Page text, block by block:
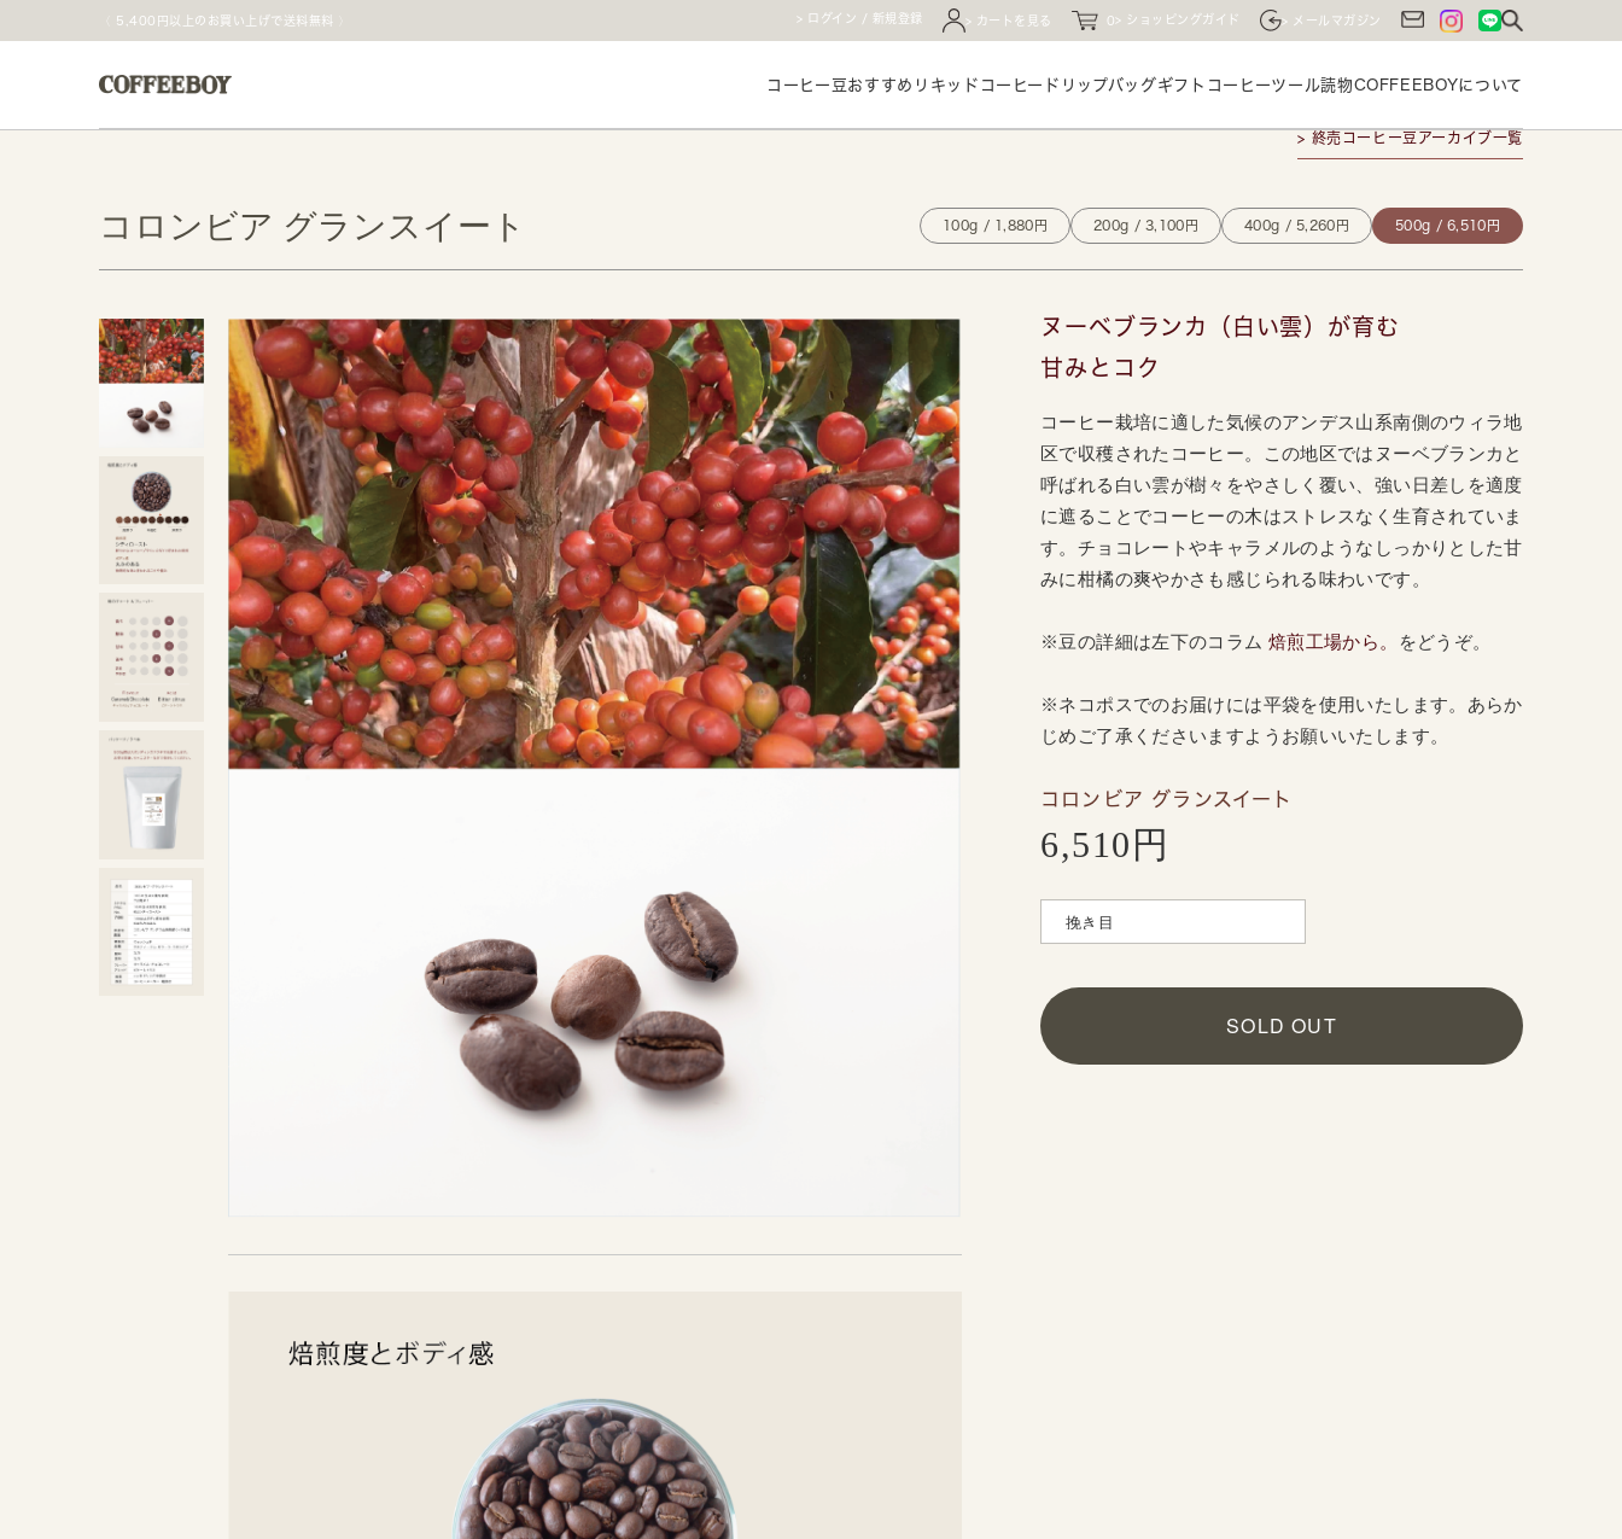
5,400円以上のお買い上げで送料無料 ログイン / 新規登録 カートを見る 0 ショッピングガイド メールマガジン
コーヒー豆おすすめ リキッドコーヒー ドリップバッグギフト コーヒーツール読物COFFEEBOYに ついて
> 終売コーヒー豆アーカイブ一覧
コロンビア グランスイート 100g / 1,880円 200g / 3,100円 400g / 5,260円 500g / 6,510円
ヌーベブランカ（白い雲）が育む
甘みとコク
コーヒー栽培に適した気候のアンデス山系南側のウィラ地
区で収穫されたコーヒー。この地区ではヌーベブランカと
呼ばれる白い雲が樹々をやさしく覆い、強い日差しを適度
に遮ることでコーヒーの木はストレスなく生育されていま
す。チョコレートやキャラメルのようなしっかりとした甘
みに柑橘の爽やかさも感じられる味わいです。
※豆の詳細は左下のコラム 焙煎工場から。 をどうぞ。
※ネコポスでのお届けには平袋を使用いたします。あらか
じめご了承くださいますようお願いいたします。
コロンビア グランスイート
6,510円
SOLD OUT